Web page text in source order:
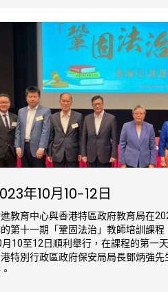
年10月10-12日
進教育中心與香港特區政府教育局在
第十一期「鞏固法治」教師培訓課
月10至12日順利舉行，在課程的第一
特別行政區政府保安局局長鄧炳強先